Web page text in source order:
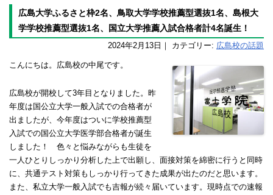
広島大学ふるさと枠2名、鳥取大学学校推薦型選抜1名、島根大
学学校推薦型選抜1名、国立大学推薦入試合格者計4名誕生！
2024年2月13日 ｜ カテゴリー: 広島校の話題
こんにちは。広島校の中尾です。
広島校が開校して3年目となりました。昨
年度は国公立大学一般入試での合格者が
出ましたが、今年度はついに学校推薦型
入試での国公立大学医学部合格者が誕生
しました！ 色々と悩みながらも生徒を
一人ひとりしっかり分析した上で出願し、面接対策を綿密に行うと同時
に、共通テスト対策もしっかり行ってきた成果が出たのだと思います。
また、私立大学一般入試でも吉報が続々届いています。現時点での速報